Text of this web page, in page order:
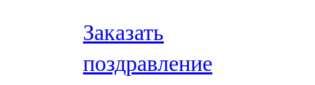
Заказать
поздравление